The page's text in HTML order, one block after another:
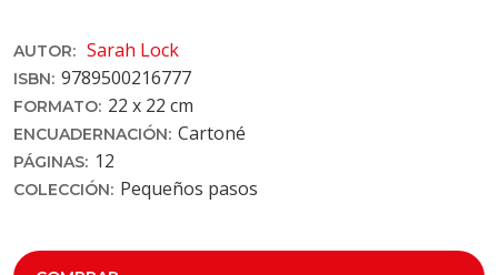
AUTOR: Sarah Lock
ISBN: 9789500216777
FORMATO: 22 x 22 cm
ENCUADERNACIÓN: Cartoné
PÁGINAS: 12
COLECCIÓN: Pequeños pasos